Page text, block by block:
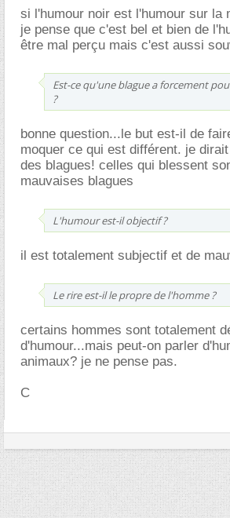
si l'humour noir est l'humour sur la
je pense que c'est bel et bien de
être mal perçu mais c'est aussi
Est-ce qu'une blague a forcement
?
bonne question...le but est-il de
moquer ce qui est différent. je
des blagues! celles qui blessent
mauvaises blagues
L'humour est-il objectif ?
il est totalement subjectif et de
Le rire est-il le propre de l'homme ?
certains hommes sont totalement
d'humour...mais peut-on parler
animaux? je ne pense pas.
C